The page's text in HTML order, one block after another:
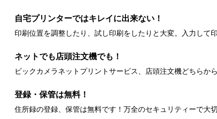
自宅プリンターではキレイに出来ない！
印刷位置を調整したり、試し印刷をしたりと大変。入力して
ネットでも店頭注文機でも！
ビックカメラネットプリントサービス、店頭注文機どちらか
登録・保管は無料！
住所録の登録、保管は無料です！万全のセキュリティーで大